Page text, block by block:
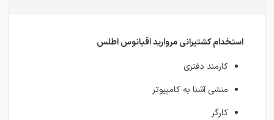
استخدام کشتیرانی مروارید اقیانوس اطلس
کارمند دفتری
منشی آشنا به کامپیوتر
کارگر